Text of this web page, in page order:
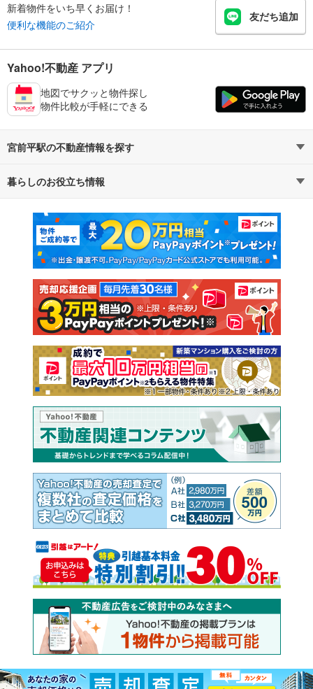
新着物件をいち早くお届け！
便利な機能のご紹介
友だち追加
Yahoo!不動産 アプリ
地図でサクッと物件探し
物件比較が手軽にできる
宮前平駅の不動産情報を探す
不動産・住宅
新築マンション 中古マンション
新築一戸建て 中古一戸建て
注文住宅 土地
売却査定
暮らしのお役立ち情報
マンションカタログ 教えて！住まいの先生